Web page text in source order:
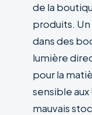
de la
produits. Un
dans des
lumière
pour la
sensible aux
mauvais